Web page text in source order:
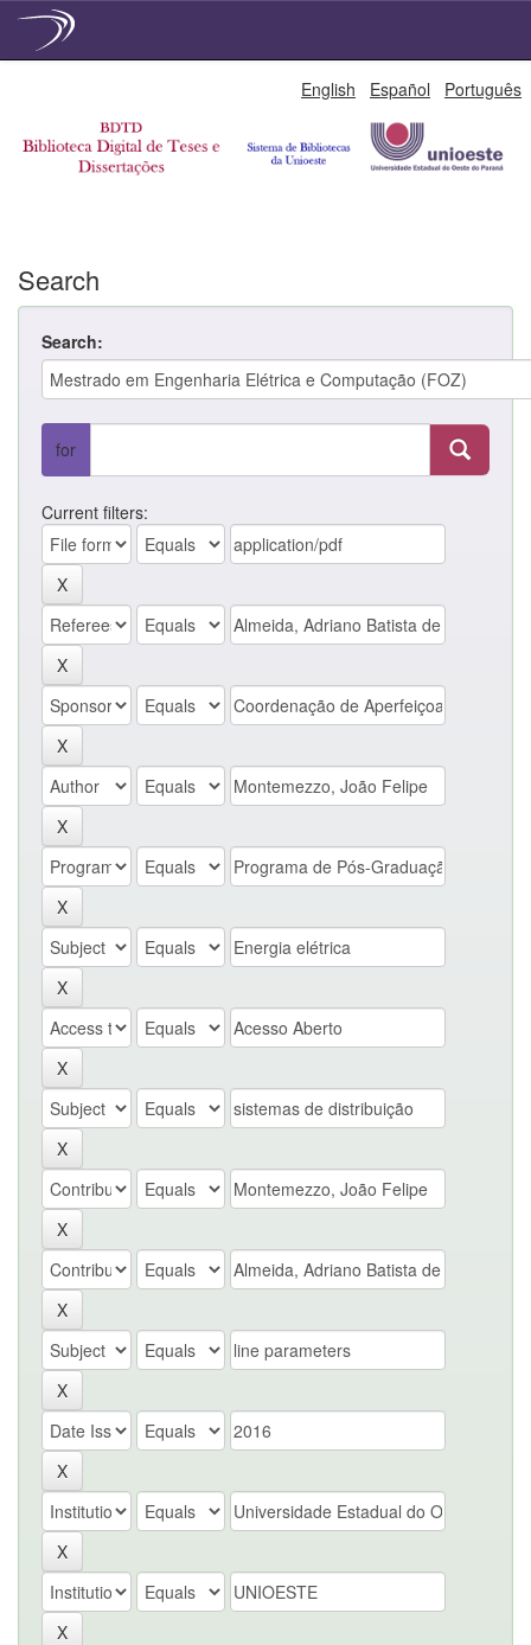
English Español Português
Search
Search:
for
Current filters: